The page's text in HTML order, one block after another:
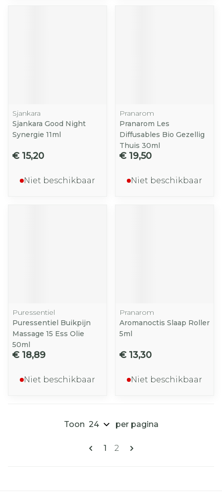
Sjankara
Sjankara Good Night
Synergie 11ml
€ 15,20
Niet beschikbaar
Pranarom
Pranarom Les
Diffusables Bio Gezellig
Thuis 30ml
€ 19,50
Niet beschikbaar
Puressentiel
Puressentiel Buikpijn
Massage 15 Ess Olie
50ml
€ 18,89
Niet beschikbaar
Pranarom
Aromanoctis Slaap Roller
5ml
€ 13,30
Niet beschikbaar
Pagina's
U lees momenteel pagina
1 Pagina
2
Toon per pagina